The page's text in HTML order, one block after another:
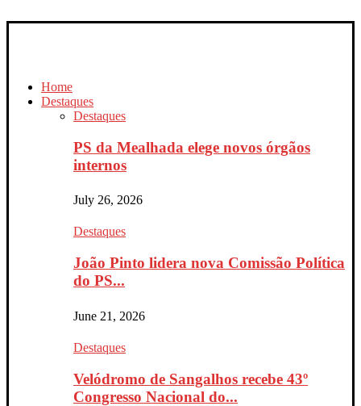
Home
Destaques
Destaques
PS da Mealhada elege novos órgãos
internos
July 26, 2026
Destaques
João Pinto lidera nova Comissão Política
do PS...
June 21, 2026
Destaques
Velódromo de Sangalhos recebe 43º
Congresso Nacional do...